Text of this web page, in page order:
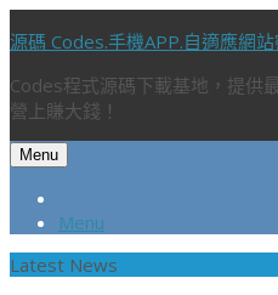
源碼 Codes.手機APP.自適應網
Codes程式源碼下載基地，提供
營上賺大錢！
Menu
Menu
Latest News